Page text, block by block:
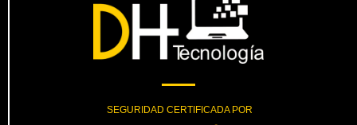
SEGURIDAD CERTIFICADA POR